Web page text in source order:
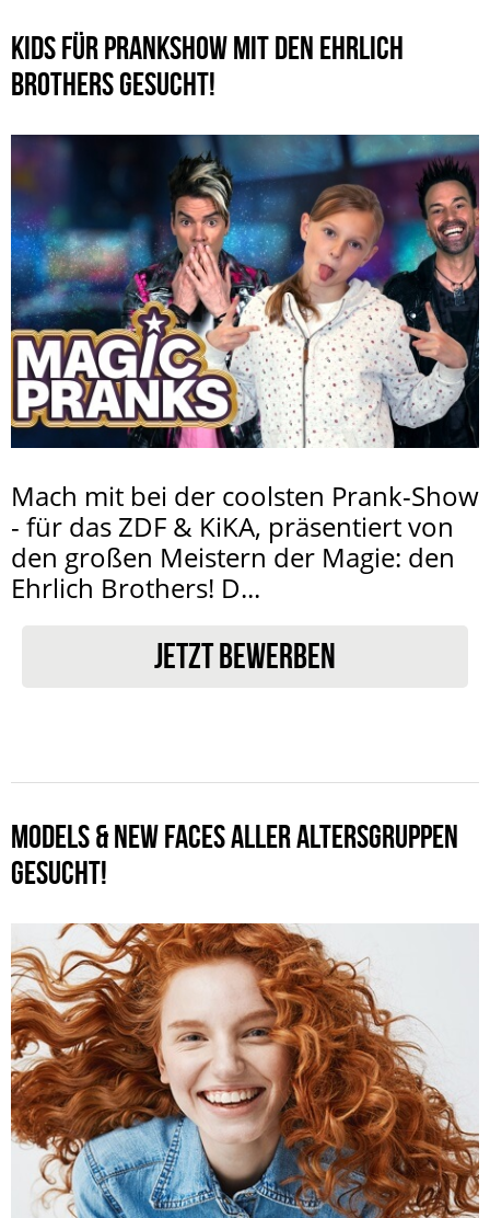
KIDS FÜR PRANKSHOW MIT DEN EHRLICH
BROTHERS GESUCHT!
Mach mit bei der coolsten Prank-Show
- für das ZDF & KiKA, präsentiert von
den großen Meistern der Magie: den
Ehrlich Brothers! D...
JETZT BEWERBEN
MODELS & NEW FACES ALLER ALTERSGRUPPEN
GESUCHT!